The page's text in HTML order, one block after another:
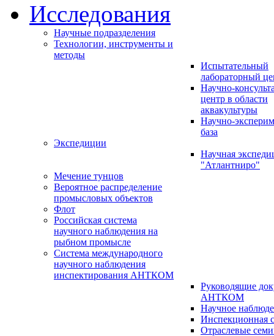
Исследования
Научные подразделения
Технологии, инструменты и
методы
Испытательный
лабораторный
Научно-
центр в области
аквакультуры
Научно-
база
Экспедиции
Научная
"Атлантниро"
Мечение тунцов
Вероятное распределение
промысловых объектов
Флот
Российская система
научного наблюдения на
рыбном промысле
Система международного
научного наблюдения
инспектирования АНТКОМ
Руководящие
АНТКОМ
Научное
Инспекционная
Отраслевые